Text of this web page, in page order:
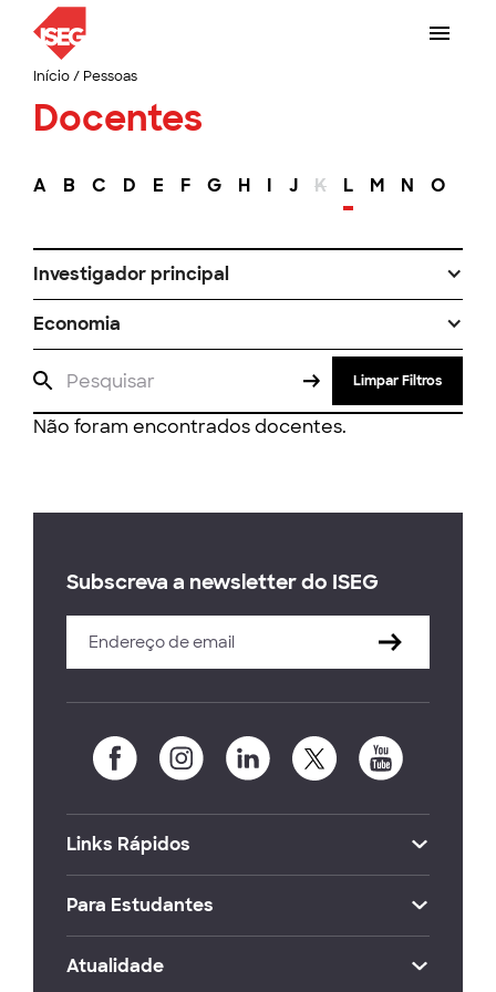
Início/ Pessoas
Docentes
A B C D E F G H I J K L M N O
Investigador principal
Economia
Limpar Filtros
Não foram encontrados docentes.
Subscreva a newsletter do ISEG
Links Rápidos
Para Estudantes
Atualidade